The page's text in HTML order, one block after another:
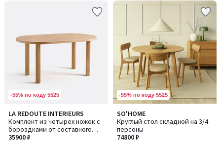
-55% по коду 5525
LA REDOUTE INTERIEURS
Комплект из четырех ножек с
бороздками от составного
стола, Alzar / Алзар
35900 ₽
5
/
5
-55% по коду 5525
SO'HOME
Круглый стол складной на 3/4
персоны
74800 ₽
Количество
цветов:
2